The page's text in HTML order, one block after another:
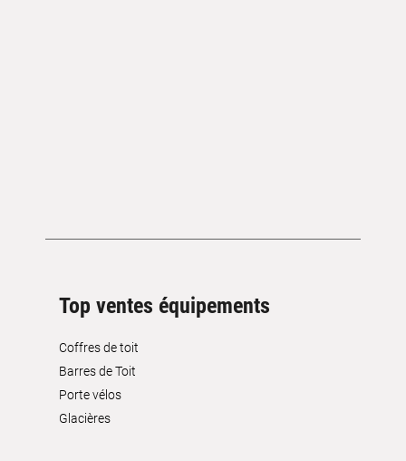
Top ventes équipements
Coffres de toit
Barres de Toit
Porte vélos
Glacières